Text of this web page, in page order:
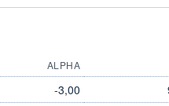
ALPHA
-3,00